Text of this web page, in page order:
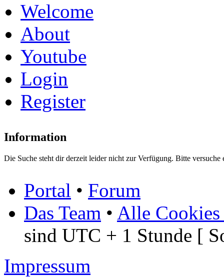
Welcome
About
Youtube
Login
Register
Information
Die Suche steht dir derzeit leider nicht zur Verfügung. Bitte versuche
Portal • Forum
Das Team • Alle Cookies
sind UTC + 1 Stunde [
Impressum